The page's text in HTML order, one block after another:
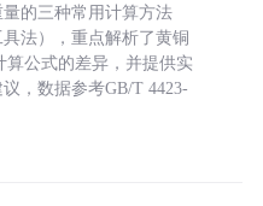
的三种常用计算方法
法），重点解析了黄铜
算公式的差异，并提供实
，数据参考GB/T 4423-